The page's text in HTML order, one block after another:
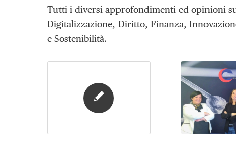
Tutti i diversi approfondimenti ed opinioni
Digitalizzazione, Diritto, Finanza,
e Sostenibilità.